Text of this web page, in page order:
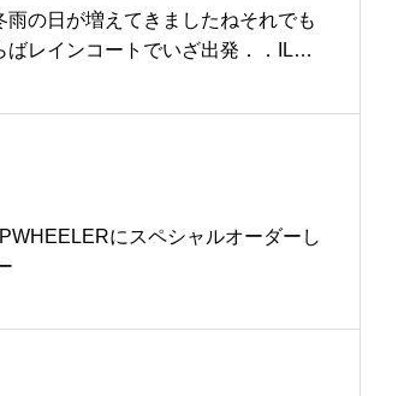
#島根#松江
雨の日が増えてきましたね︎それでも
レインコートでいざ出発︎．．ILKA
装着。首の部分にはリードを通す
でカバンに入れて持ち運びもらく
マジックテープにて調節が可能で
ポリラミネートを施しているので
．．#GEORGE#ジョージ#ILKAR
にスペシャルオーダーし